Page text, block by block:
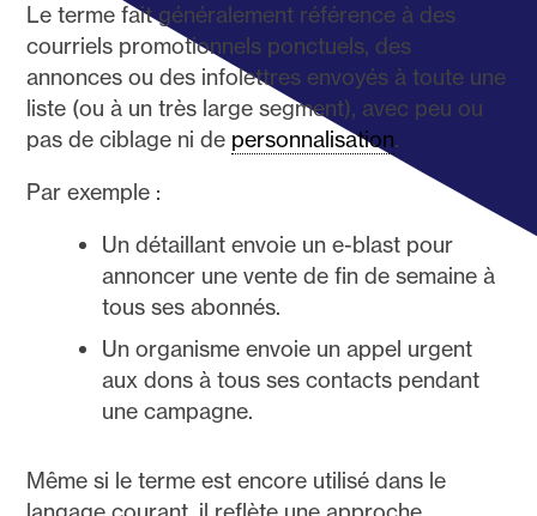
Le terme fait généralement référence à des
courriels promotionnels ponctuels, des
annonces ou des infolettres envoyés à toute une
liste (ou à un très large segment), avec peu ou
pas de ciblage ni de personnalisation.
Par exemple :
Un détaillant envoie un e-blast pour
annoncer une vente de fin de semaine à
tous ses abonnés.
Un organisme envoie un appel urgent
aux dons à tous ses contacts pendant
une campagne.
Même si le terme est encore utilisé dans le